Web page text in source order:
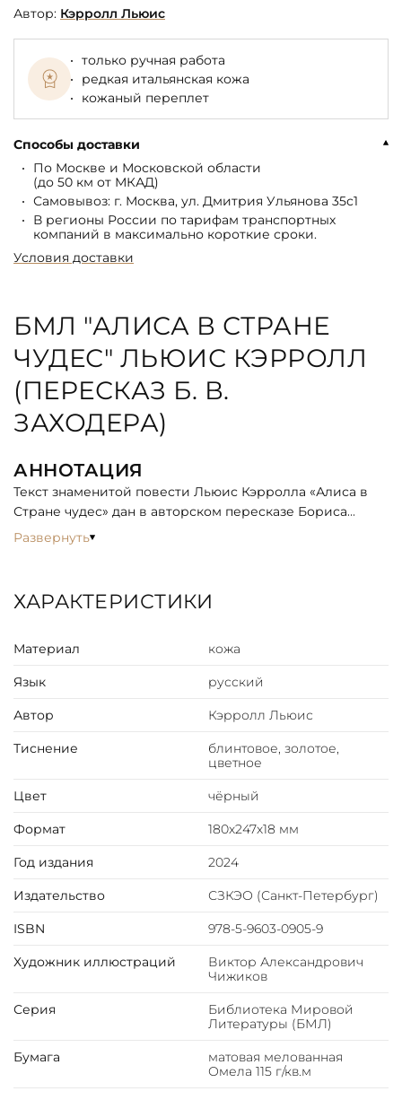
Автор: Кэрролл Льюис
только ручная работа
редкая итальянская кожа
кожаный переплет
Способы доставки
По Москве и Московской области
(до 50 км от МКАД)
Самовывоз: г. Москва, ул. Дмитрия Ульянова 35с1
В регионы России по тарифам транспортных
компаний в максимально короткие сроки.
Условия доставки
БМЛ "АЛИСА В СТРАНЕ
ЧУДЕС" ЛЬЮИС КЭРРОЛЛ
(ПЕРЕСКАЗ Б. В.
ЗАХОДЕРА)
АННОТАЦИЯ
Текст знаменитой повести Льюис Кэрролла «Алиса в
Стране чудес» дан в авторском пересказе Бориса
Владимировича Заходера. Издание начинается с
монохромными заставками народного художника РФ
Виктора Александровича Чижикова. В конце книги
повести, которые были напечатаны в журнале
ОПИСАНИЕ
из натуральной кожи.
Форзац из дизайнерской бумаги Malmero с тиснением
орнамента золотой фольгой.
Каптал золотой из натуральной кожи.
Тиснение блинтовое, золотой и цветной фольгой.
Ляссе.
печатью.
Развернуть
ХАРАКТЕРИСТИКИ
Материал кожа
Язык русский
Автор Кэрролл Льюис
Тиснение
блинтовое, золотое,
цветное
Цвет чёрный
Формат 180х247х18 мм
Год издания 2024
Издательство СЗКЭО (Санкт-Петербург)
ISBN 978-5-9603-0905-9
Художник иллюстраций
Виктор Александрович
Чижиков
Серия
Библиотека Мировой
Литературы (БМЛ)
Бумага
матовая мелованная
Омела 115 г/кв.м